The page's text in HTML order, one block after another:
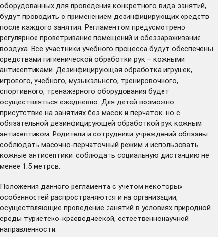
оборудованных для проведения конкретного вида занятий,
будут проводить с применением дезинфицирующих средств
после каждого занятия. Регламентом предусмотрено
регулярное проветривание помещений и обеззараживание
воздуха. Все участники учебного процесса будут обеспечены
средствами гигиенической обработки рук – кожными
антисептиками. Дезинфицирующая обработка игрушек,
игрового, учебного, музыкального, тренировочного,
спортивного, тренажерного оборудования будет
осуществляться ежедневно. Для детей возможно
присутствие на занятиях без масок и перчаток, но с
обязательной дезинфицирующей обработкой рук кожным
антисептиком. Родители и сотрудники учреждений обязаны
соблюдать масочно-перчаточный режим и использовать
кожные антисептики, соблюдать социальную дистанцию не
менее 1,5 метров.
Положения данного регламента с учетом некоторых
особенностей распространяются и на организации,
осуществляющие проведение занятий в условиях природной
среды туристско-краеведческой, естественнонаучной
направленности.